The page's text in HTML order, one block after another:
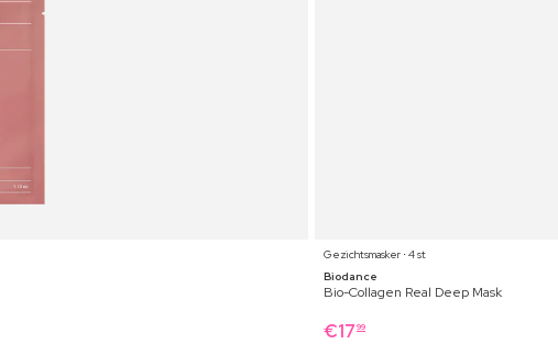
Gezichtsmasker ⋅ 4 st
Biodance
Bio-Collagen Real Deep Mask
€17 99